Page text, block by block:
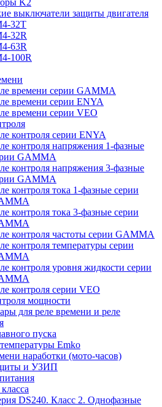
выключатели защиты двигателя
32T
32R
63R
100R
времени серии GAMMA
времени серии ENYA
времени серии VEO
контроля серии ENYA
контроля напряжения 1-фазные
GAMMA
контроля напряжения 3-фазные
GAMMA
контроля тока 1-фазные серии
контроля тока 3-фазные серии
контроля частоты серии GAMMA
контроля температуры серии
контроля уровня жидкости серии
контроля серии VEO
мощности
для реле времени и реле
пуска
Emko
наработки (мото-часов)
и УЗИП
DS240. Класс 2. Однофазные